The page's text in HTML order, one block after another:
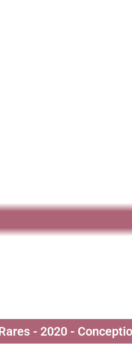
- 2020 -